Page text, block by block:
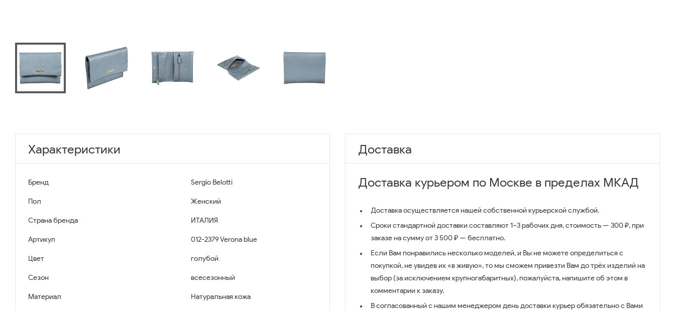
Характеристики
Бренд Sergio Belotti
Пол Женский
Страна бренда ИТАЛИЯ
Артикул 012-2379 Verona blue
Цвет голубой
Сезон всесезонный
Материал Натуральная кожа
Доставка
Доставка курьером по Москве в пределах МКАД
Доставка осуществляется нашей собственной курьерской службой.
Сроки стандартной доставки составляют 1–3 рабочих дня, стоимость — 300 ₽, при
заказе на сумму от 3 500 ₽ — бесплатно.
Если Вам понравились несколько моделей, и Вы не можете определиться с
покупкой, не увидев их «в живую», то мы сможем привезти Вам до трёх изделий на
выбор (за исключением крупногабаритных), пожалуйста, напишите об этом в
комментарии к заказу.
В согласованный с нашим менеджером день доставки курьер обязательно с Вами